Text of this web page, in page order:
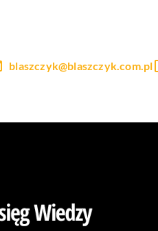
blaszczyk@blaszczyk.com.pl